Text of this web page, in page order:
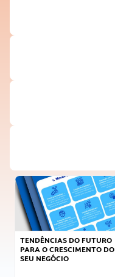
TENDÊNCIAS DO FUTURO
PARA O CRESCIMENTO DO
SEU NEGÓCIO